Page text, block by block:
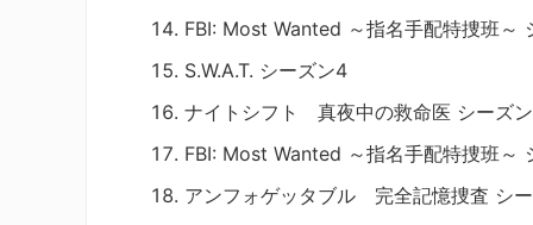
FBI: Most Wanted ～指名手配特捜班～
S.W.A.T. シーズン4
ナイトシフト 真夜中の救命医 シーズ
FBI: Most Wanted ～指名手配特捜班～
アンフォゲッタブル 完全記憶捜査 シ